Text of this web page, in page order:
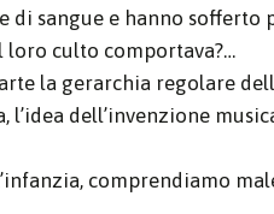
di sangue e hanno
loro culto comportava?…
la gerarchia regolare
l’idea dell’invenzione
comprendiamo